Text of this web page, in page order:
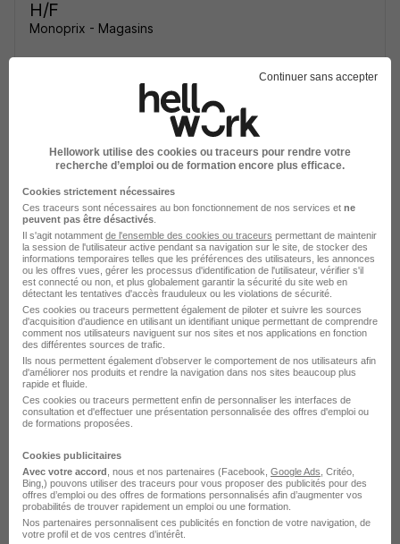
H/F
Monoprix - Magasins
1 867,02 € / mois 1 mois
H/F
Monoprix - Magasins
Colmar - 68 CDD 1 867,02 € / mois 1 mois
Voir l’offre
il y a 3 jours
Employée Employé de Caisse Accueil
H/F
Monoprix - Magasins
Colmar - 68 CDD
Voir l’offre
Continuer sans accepter
Hellowork utilise des cookies ou traceurs pour rendre votre
recherche d’emploi ou de formation encore plus efficace.
Cookies strictement nécessaires
Ces traceurs sont nécessaires au bon fonctionnement de nos services et ne
peuvent pas être désactivés
Il s'agit notamment de l'ensemble des cookies ou traceurs permettant de maintenir
la session de l'utilisateur active pendant sa navigation sur le site, de stocker des
informations temporaires telles que les préférences des utilisateurs, les annonces
ou les offres vues, gérer les processus d'identification de l'utilisateur, vérifier s'il
est connecté ou non, et plus globalement garantir la sécurité du site web en
détectant les tentatives d'accès frauduleux ou les violations de sécurité.
Ces cookies ou traceurs permettent également de piloter et suivre les sources
d'acquisition d'audience en utilisant un identifiant unique permettant de comprendre
comment nos utilisateurs naviguent sur nos sites et nos applications en fonction
des différentes sources de trafic.
Ils nous permettent également d’observer le comportement de nos utilisateurs afin
d'améliorer nos produits et rendre la navigation dans nos sites beaucoup plus
rapide et fluide.
Ces cookies ou traceurs permettent enfin de personnaliser les interfaces de
consultation et d'effectuer une présentation personnalisée des offres d'emploi ou
de formations proposées.
Cookies publicitaires
Avec votre accord , nous et nos partenaires (Facebook, Google Ads , Critéo,
Bing,) pouvons utiliser des traceurs pour vous proposer des publicités pour des
offres d’emploi ou des offres de formations personnalisés afin d’augmenter vos
probabilités de trouver rapidement un emploi ou une formation.
Nos partenaires personnalisent ces publicités en fonction de votre navigation, de
votre profil et de vos centres d’intérêt.